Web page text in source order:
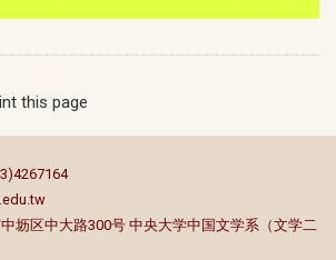
this page
坜区中大路300号 中央大学中国文学系（文学二